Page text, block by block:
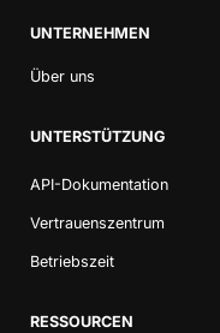
UNTERNEHMEN
Über uns
UNTERSTÜTZUNG
API-Dokumentation
Vertrauenszentrum
Betriebszeit
RESSOURCEN